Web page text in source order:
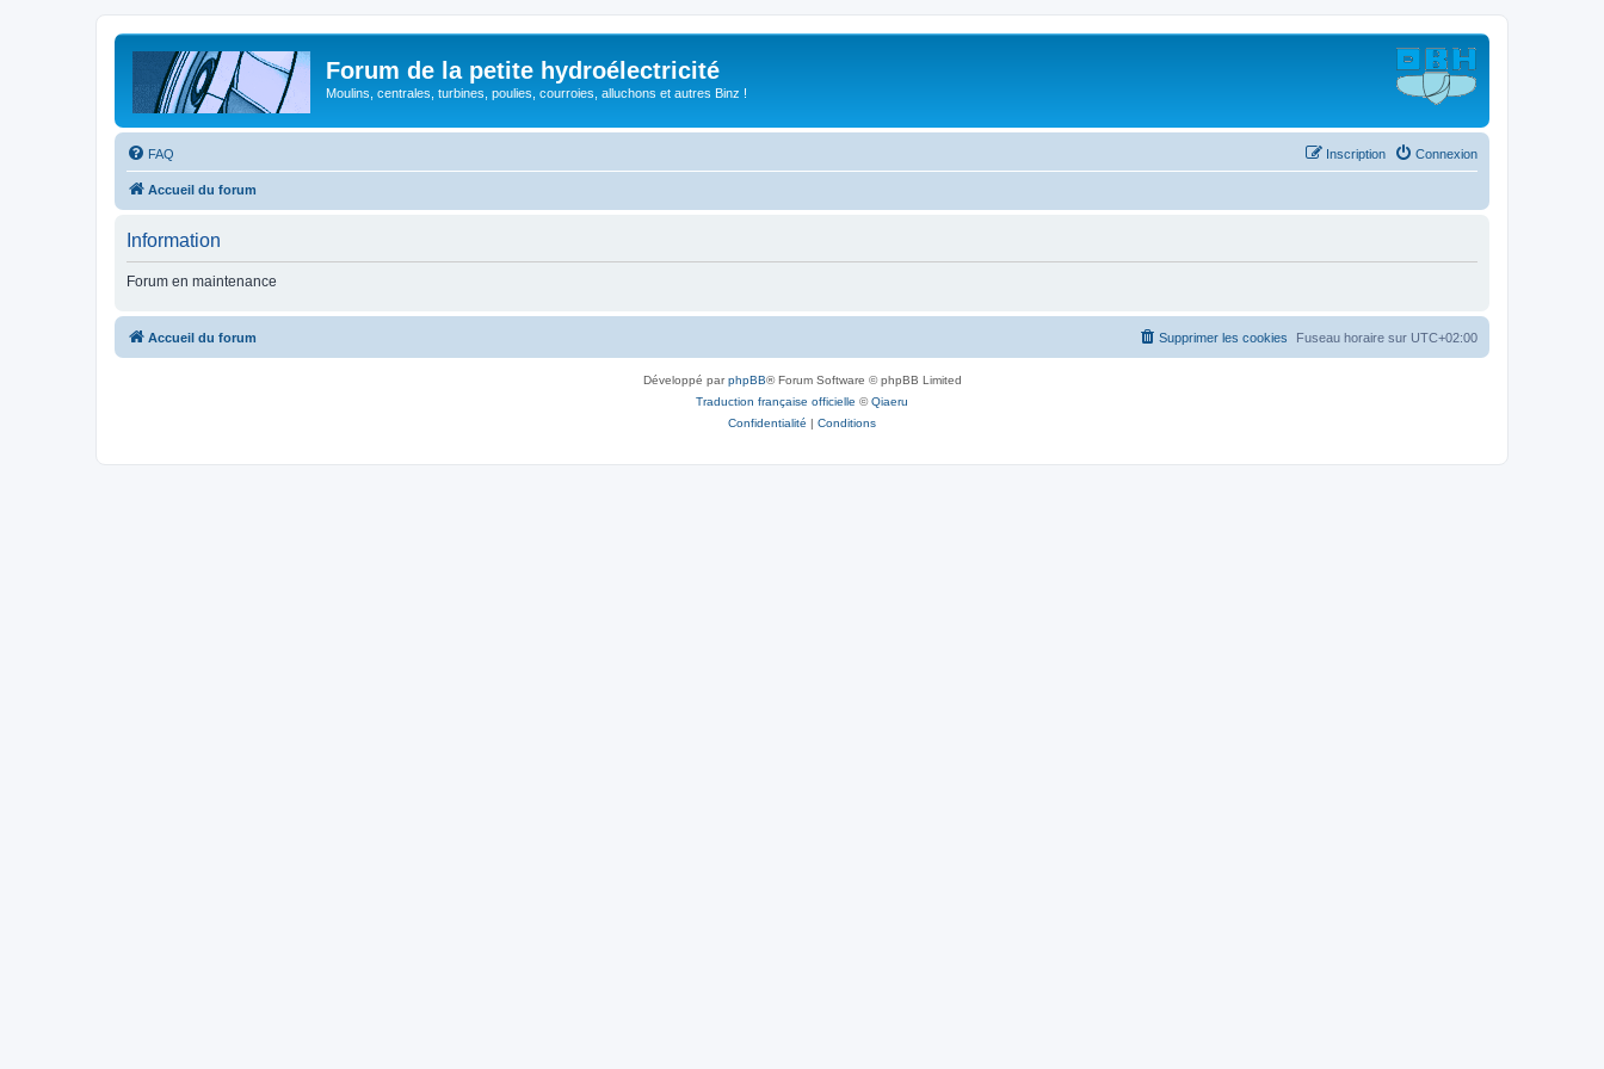
Forum de la petite hydroélectricité
Moulins, centrales, turbines, poulies, courroies, alluchons et autres Binz !
FAQ Connexion
Inscription
Accueil du forum
Information
Forum en maintenance
Accueil du forum Fuseau horaire sur UTC+02:00
Supprimer les cookies
Développé parphpBB® Forum Software © phpBB Limited
Traduction française officielle ©Qiaeru
Confidentialité | Conditions